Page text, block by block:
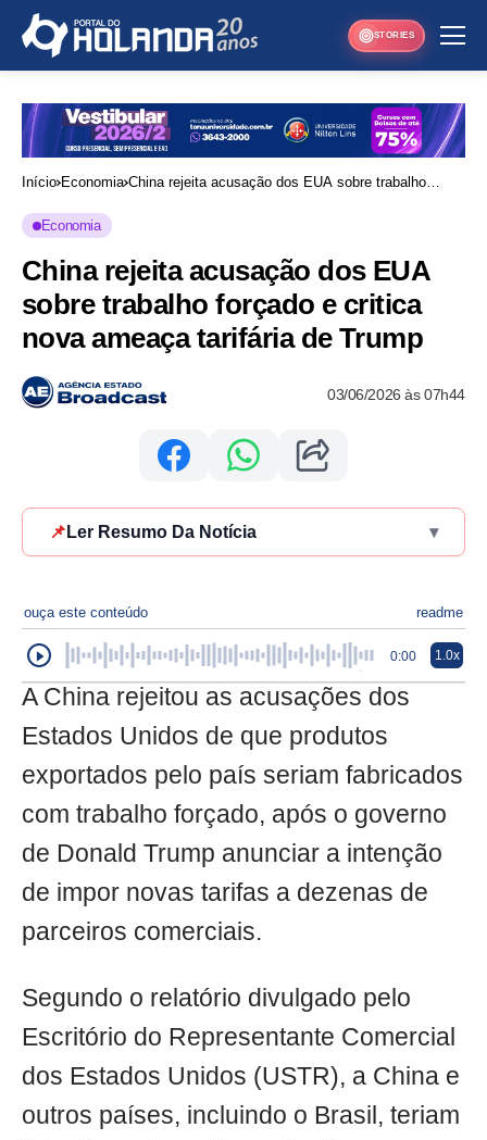
STORIES
Início Economia China rejeita acusação dos EUA sobre trabalho
Economia
China rejeita acusação dos EUA
sobre trabalho forçado e critica
nova ameaça tarifária de Trump
03/06/2026 às 07h44
📌 Ler Resumo Da Notícia ▾
ouça este conteúdo readme
0:00 1.0x
A China rejeitou as acusações dos
Estados Unidos de que produtos
exportados pelo país seriam fabricados
com trabalho forçado, após o governo
de Donald Trump anunciar a intenção
de impor novas tarifas a dezenas de
parceiros comerciais.
Segundo o relatório divulgado pelo
Escritório do Representante Comercial
dos Estados Unidos (USTR), a China e
outros países, incluindo o Brasil, teriam